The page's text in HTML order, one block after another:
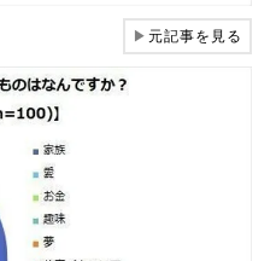
▶元記事を見る